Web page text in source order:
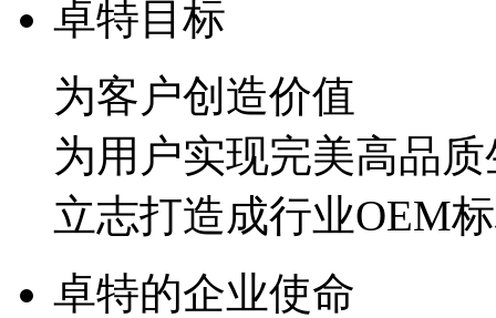
卓特目标
为客户创造价值
为用户实现完美高品
立志打造成行业OEM
卓特的企业使命